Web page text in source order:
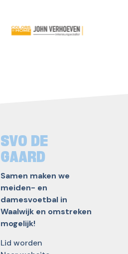
SVO DE
GAARD
Samen maken we
meiden- en
damesvoetbal in
Waalwijk en omstreken
mogelijk!
Lid worden